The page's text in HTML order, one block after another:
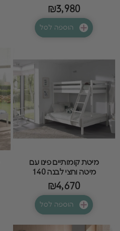
₪3,980
הוספה לסל
מיטת קומותיים פינו עם
מיטה וחצי לבנה 140
₪4,670
הוספה לסל